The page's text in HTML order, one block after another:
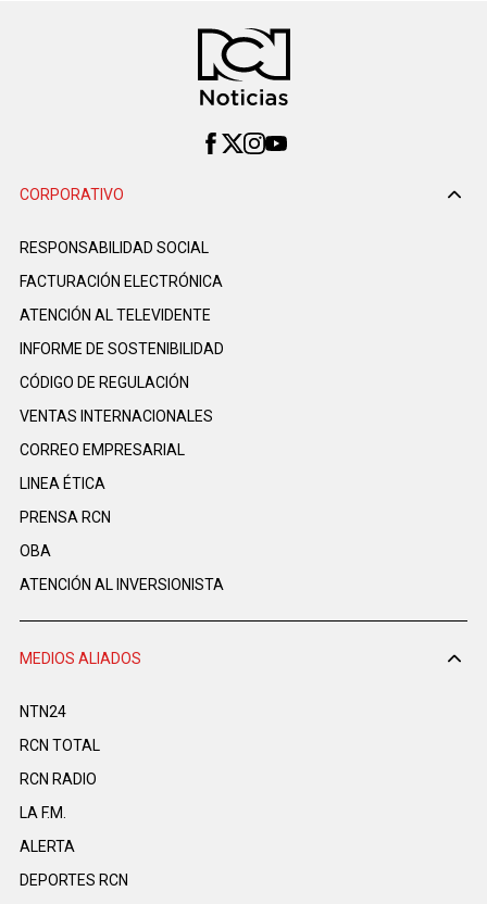
CORPORATIVO
RESPONSABILIDAD SOCIAL
FACTURACIÓN ELECTRÓNICA
ATENCIÓN AL TELEVIDENTE
INFORME DE SOSTENIBILIDAD
CÓDIGO DE REGULACIÓN
VENTAS INTERNACIONALES
CORREO EMPRESARIAL
LINEA ÉTICA
PRENSA RCN
OBA
ATENCIÓN AL INVERSIONISTA
MEDIOS ALIADOS
NTN24
RCN TOTAL
RCN RADIO
LA F.M.
ALERTA
DEPORTES RCN